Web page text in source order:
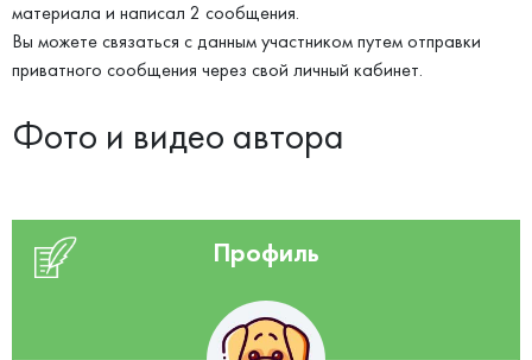
материала и написал 2 сообщения.
Вы можете связаться с данным участником путем отправки
приватного сообщения через свой личный кабинет.
Фото и видео автора
Профиль